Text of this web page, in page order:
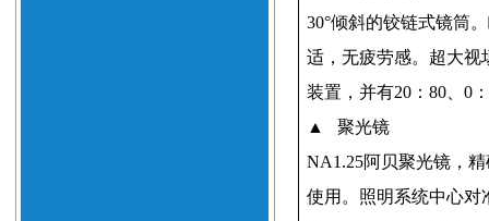
30°倾斜的铰链式镜筒
适，无疲劳感。超大视
装置，并有20 ：80 、0
▲
聚光镜
NA1.25阿贝聚光镜，
使用。照明系统中心对